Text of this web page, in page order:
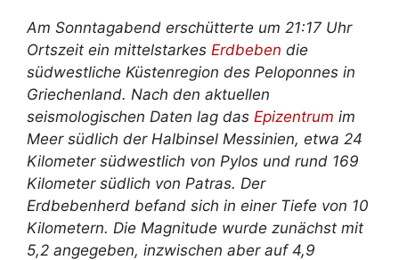
Am Sonntagabend erschütterte um 21:17 Uhr
Ortszeit ein mittelstarkes Erdbeben die
südwestliche Küstenregion des Peloponnes in
Griechenland. Nach den aktuellen
seismologischen Daten lag das Epizentrum im
Meer südlich der Halbinsel Messinien, etwa 24
Kilometer südwestlich von Pylos und rund 169
Kilometer südlich von Patras. Der
Erdbebenherd befand sich in einer Tiefe von 10
Kilometern. Die Magnitude wurde zunächst mit
5,2 angegeben, inzwischen aber auf 4,9